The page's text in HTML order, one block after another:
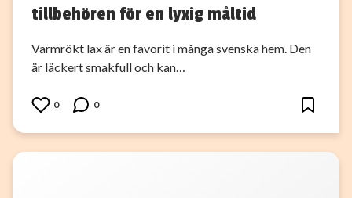
tillbehören för en lyxig måltid
Varmrökt lax är en favorit i många svenska hem. Den
är läckert smakfull och kan…
0 0